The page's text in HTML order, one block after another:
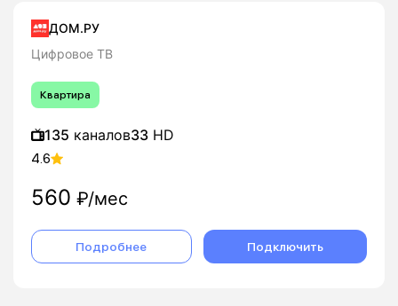
ДОМ.РУ
Цифровое ТВ
Квартира
135 каналов33 HD
4.6
560 ₽/мес
Подробнее Подключить